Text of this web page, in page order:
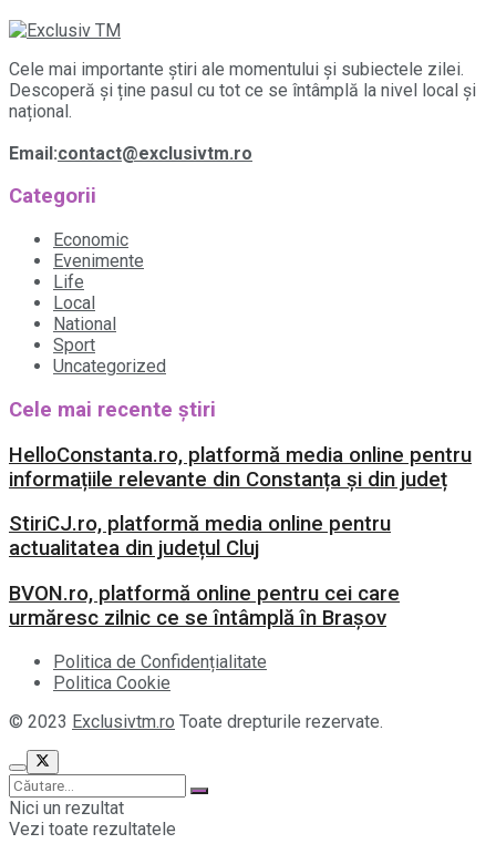
Cele mai importante știri ale momentului și subiectele zilei.
Descoperă și ține pasul cu tot ce se întâmplă la nivel local și
național.
Email:contact@exclusivtm.ro
Categorii
Economic
Evenimente
Life
Local
National
Sport
Uncategorized
Cele mai recente știri
HelloConstanta.ro, platformă media online pentru
informațiile relevante din Constanța și din județ
StiriCJ.ro, platformă media online pentru
actualitatea din județul Cluj
BVON.ro, platformă online pentru cei care
urmăresc zilnic ce se întâmplă în Brașov
Politica de Confidențialitate
Politica Cookie
© 2023 Exclusivtm.ro Toate drepturile rezervate.
Nici un rezultat
Vezi toate rezultatele